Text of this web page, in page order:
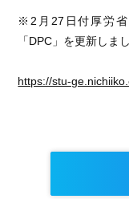
※2月27日付厚労
「DPC」を更新しまし
https://stu-